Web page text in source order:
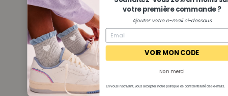
votre première commande ?
Ajouter votre e-mail ci-dessous
VOIR MON CODE
Non merci
En vous inscrivant, vous acceptez notre politique de confidentialité des e-mails.